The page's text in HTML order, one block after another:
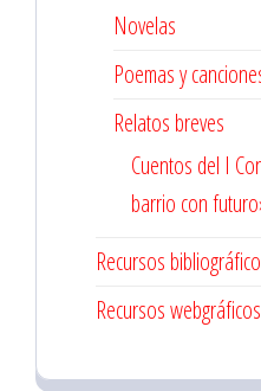
Novelas
Poemas y
Relatos breves
Cuentos del I
barrio con
Recursos
Recursos